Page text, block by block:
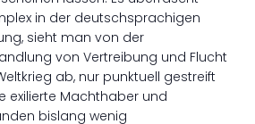
in der deutschsprachigen
sieht man von der
von Vertreibung und Flucht
ab, nur punktuell gestreift
exilierte Machthaber und
bislang wenig